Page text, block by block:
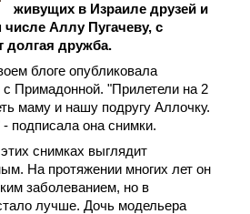
живущих в Израиле друзей и
Аллу Пугачеву, с
долгая дружба.
блоге опубликовала
Примадонной. "Прилетели на 2
маму и нашу подругу Аллочку.
подписала она снимки.
снимках выглядит
На протяжении многих лет он
заболеванием, но в
лучше. Дочь модельера